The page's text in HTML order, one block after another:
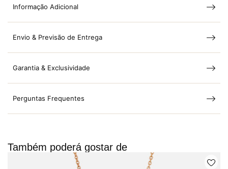
Informação Adicional
Envio & Previsão de Entrega
Garantia & Exclusividade
Perguntas Frequentes
Também poderá gostar de